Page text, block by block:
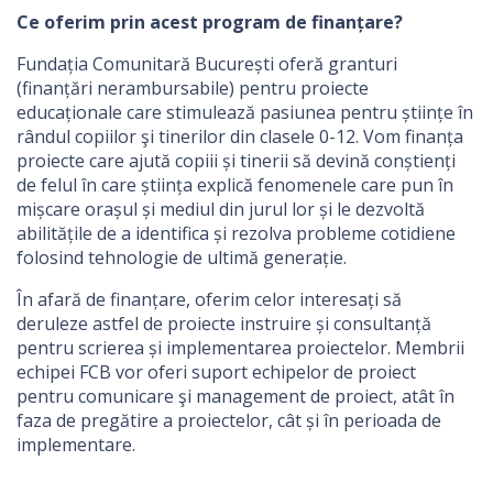
Ce oferim prin acest program de finanțare?
Fundația Comunitară București oferă granturi
(finanțări nerambursabile) pentru proiecte
educaționale care stimulează pasiunea pentru științe în
rândul copiilor şi tinerilor din clasele 0-12. Vom finanța
proiecte care ajută copiii și tinerii să devină conștienți
de felul în care știința explică fenomenele care pun în
mișcare orașul și mediul din jurul lor și le dezvoltă
abilitățile de a identifica și rezolva probleme cotidiene
folosind tehnologie de ultimă generație.
În afară de finanțare, oferim celor interesați să
deruleze astfel de proiecte instruire și consultanță
pentru scrierea și implementarea proiectelor. Membrii
echipei FCB vor oferi suport echipelor de proiect
pentru comunicare şi management de proiect, atât în
faza de pregătire a proiectelor, cât și în perioada de
implementare.